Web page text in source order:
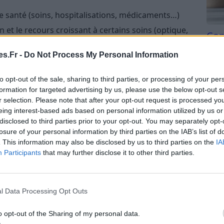
- Do Not Process My Personal Information
opt-out of the sale, sharing to third parties, or processing of your
for targeted advertising by us, please use the below opt-out
selection. Please note that after your opt-out request is processed
interest-based ads based on personal information utilized by us
to third parties prior to your opt-out. You may separately
of your personal information by third parties on the IAB’s list of
This information may also be disclosed by us to third parties on the
Participants that may further disclose it to other third parties.
Data Processing Opt Outs
opt-out of the Sharing of my personal data.
santé (soins, hospitalisations, médicaments…)
et le recours croissant à certains soins (optique,
pèsent sur les contrats
ou surévaluées pour les besoins réels de
main sur sa complémentaire et de la payer au
besoins et de comparer régulièrement les
réels : la première étape pour
dont ils n’ont pas ou plus besoin. Une
qui colle à votre situation personnelle,
Tri
du